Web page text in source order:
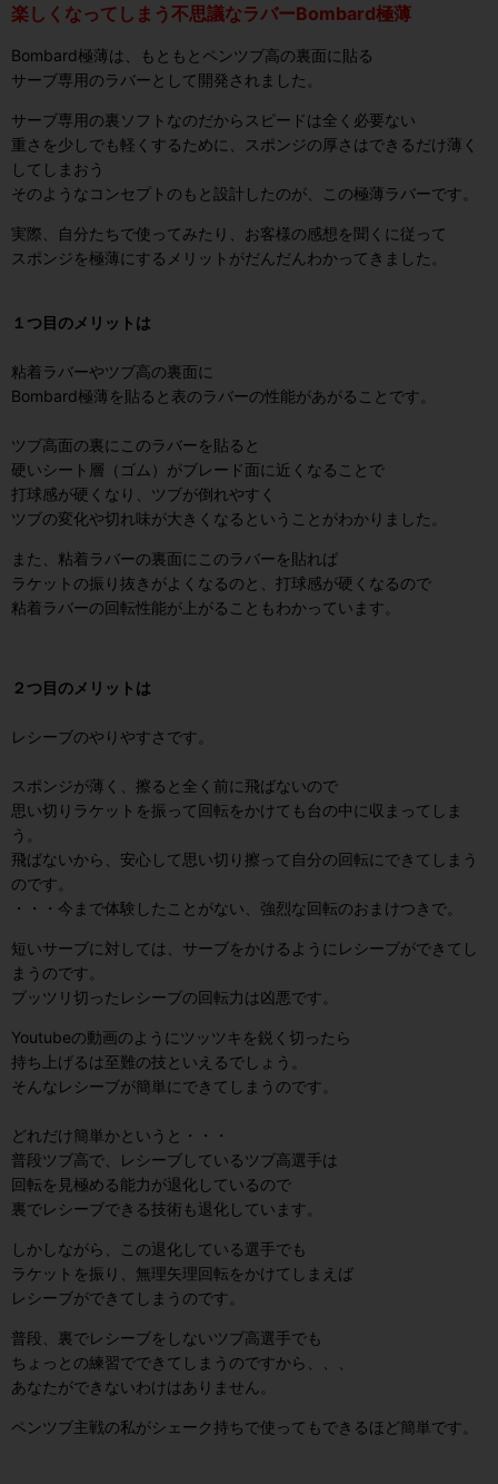
楽しくなってしまう不思議なラバーBombard極薄
Bombard極薄は、もともとペンツブ高の裏面に貼る
サーブ専用のラバーとして開発されました。
サーブ専用の裏ソフトなのだからスピードは全く必要ない
重さを少しでも軽くするために、スポンジの厚さはできるだけ薄く
してしまおう
そのようなコンセプトのもと設計したのが、この極薄ラバーです。
実際、自分たちで使ってみたり、お客様の感想を聞くに従って
スポンジを極薄にするメリットがだんだんわかってきました。
１つ目のメリットは
粘着ラバーやツブ高の裏面に
Bombard極薄を貼ると表のラバーの性能があがることです。
ツブ高面の裏にこのラバーを貼ると
硬いシート層（ゴム）がブレード面に近くなることで
打球感が硬くなり、ツブが倒れやすく
ツブの変化や切れ味が大きくなるということがわかりました。
また、粘着ラバーの裏面にこのラバーを貼れば
ラケットの振り抜きがよくなるのと、打球感が硬くなるので
粘着ラバーの回転性能が上がることもわかっています。
２つ目のメリットは
レシーブのやりやすさです。
スポンジが薄く、擦ると全く前に飛ばないので
思い切りラケットを振って回転をかけても台の中に収まってしま
う。
飛ばないから、安心して思い切り擦って自分の回転にできてしまう
のです。
・・・今まで体験したことがない、強烈な回転のおまけつきで。
短いサーブに対しては、サーブをかけるようにレシーブができてし
まうのです。
ブッツリ切ったレシーブの回転力は凶悪です。
Youtubeの動画のようにツッツキを鋭く切ったら
持ち上げるは至難の技といえるでしょう。
そんなレシーブが簡単にできてしまうのです。
どれだけ簡単かというと・・・
普段ツブ高で、レシーブしているツブ高選手は
回転を見極める能力が退化しているので
裏でレシーブできる技術も退化しています。
しかしながら、この退化している選手でも
ラケットを振り、無理矢理回転をかけてしまえば
レシーブができてしまうのです。
普段、裏でレシーブをしないツブ高選手でも
ちょっとの練習でできてしまうのですから、、、
あなたができないわけはありません。
ペンツブ主戦の私がシェーク持ちで使ってもできるほど簡単です。